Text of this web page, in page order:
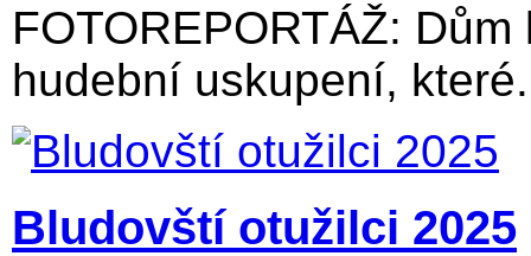
FOTOREPORTÁŽ:
hudební uskupení,
Bludovští otužilci 2025